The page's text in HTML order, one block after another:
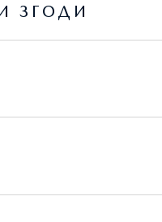
квітня 2024 року),
на 13.09.2024 року.
урахуванням змін
раніше)
ЗГОДИ